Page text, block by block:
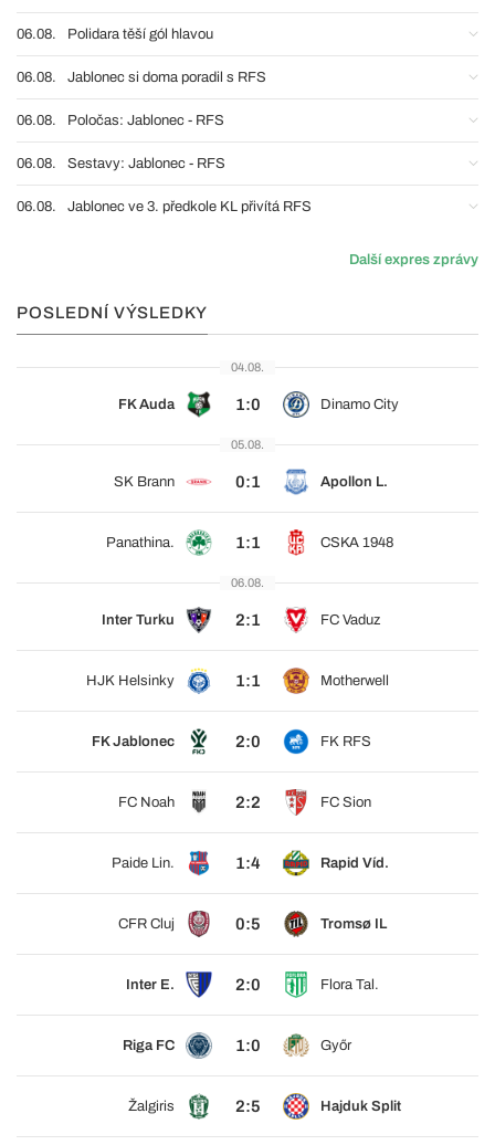
06.08. Polidara těší gól hlavou
06.08. Jablonec si doma poradil s RFS
06.08. Poločas: Jablonec - RFS
06.08. Sestavy: Jablonec - RFS
06.08. Jablonec ve 3. předkole KL přivítá RFS
Další expres zprávy
POSLEDNÍ VÝSLEDKY
04.08.
FK Auda 1:0 Dinamo City
05.08.
SK Brann 0:1 Apollon L.
Panathina. 1:1 CSKA 1948
06.08.
Inter Turku 2:1 FC Vaduz
HJK Helsinky 1:1 Motherwell
FK Jablonec 2:0 FK RFS
FC Noah 2:2 FC Sion
Paide Lin. 1:4 Rapid Víd.
CFR Cluj 0:5 Tromsø IL
Inter E. 2:0 Flora Tal.
Riga FC 1:0 Győr
Žalgiris 2:5 Hajduk Split